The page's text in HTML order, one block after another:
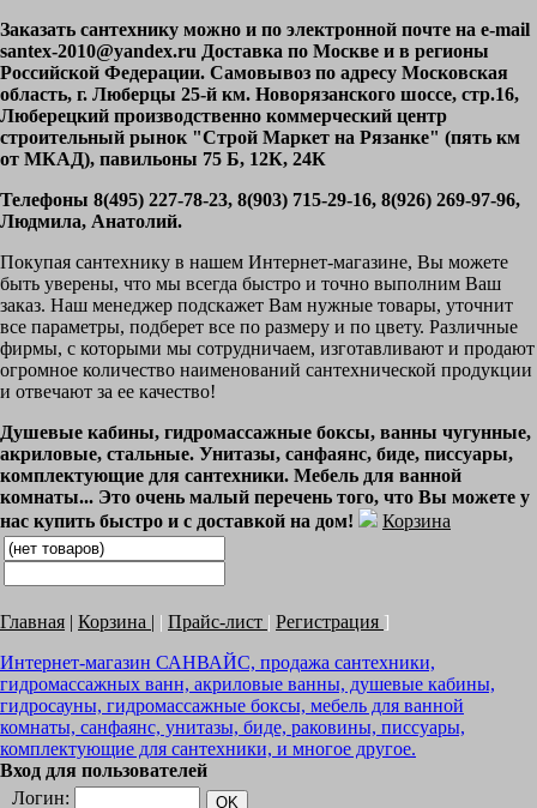
Заказать сантехнику можно и по электронной почте на e-mail
santex-2010@yandex.ru Доставка по Москве и в регионы
Российской Федерации. Самовывоз по адресу Московская
область, г. Люберцы 25-й км. Новорязанского шоссе, стр.16,
Люберецкий производственно коммерческий центр
строительный рынок "Строй Маркет на Рязанке" (пять км
от МКАД), павильоны 75 Б, 12К, 24К
Телефоны 8(495) 227-78-23, 8(903) 715-29-16, 8(926) 269-97-96,
Людмила, Анатолий.
Покупая сантехнику в нашем Интернет-магазине, Вы можете
быть уверены, что мы всегда быстро и точно выполним Ваш
заказ. Наш менеджер подскажет Вам нужные товары, уточнит
все параметры, подберет все по размеру и по цвету. Различные
фирмы, с которыми мы сотрудничаем, изготавливают и продают
огромное количество наименований сантехнической продукции
и отвечают за ее качество!
Душевые кабины, гидромассажные боксы, ванны чугунные,
акриловые, стальные. Унитазы, санфаянс, биде, писсуары,
комплектующие для сантехники. Мебель для ванной
комнаты... Это очень малый перечень того, что Вы можете у
нас купить быстро и с доставкой на дом!
Корзина
Главная | Корзина | | Прайс-лист | Регистрация ]
Интернет-магазин САНВАЙС, продажа сантехники,
гидромассажных ванн, акриловые ванны, душевые кабины,
гидросауны, гидромассажные боксы, мебель для ванной
комнаты, санфаянс, унитазы, биде, раковины, писсуары,
комплектующие для сантехники, и многое другое.
Вход для пользователей
Логин: